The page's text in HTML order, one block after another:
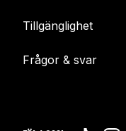
Tillgänglighet
Frågor & svar